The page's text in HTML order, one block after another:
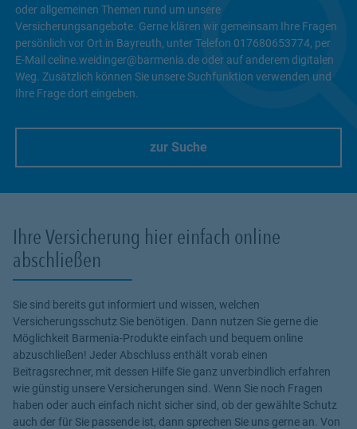
oder allgemeinen Themen rund um unsere
Versicherungsangebote. Gerne klären wir gemeinsam Ihre Fragen
persönlich vor Ort in Bayreuth, unter Telefon 017680653774, per
E-Mail celine.weidinger@barmenia.de oder auf anderem digitalen
Weg. Zusätzlich können Sie unsere Suchfunktion verwenden und
Ihre Frage dort eingeben.
zur Suche
Ihre Versicherung hier einfach online
abschließen
Sie sind bereits gut informiert und wissen, welchen
Versicherungsschutz Sie benötigen. Dann nutzen Sie gerne die
Möglichkeit Barmenia-Produkte einfach und bequem online
abzuschließen! Jeder Abschluss enthält vorab einen
Beitragsrechner, mit dessen Hilfe Sie ganz unverbindlich erfahren
wie günstig unsere Versicherungen sind. Wenn Sie noch Fragen
haben oder auch einfach nicht sicher sind, ob der gewählte Schutz
auch der für Sie passende ist, dann sprechen Sie uns gerne an. Von